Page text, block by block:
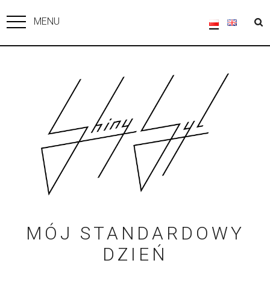
MENU
MÓJ STANDARDOWY
DZIEŃ